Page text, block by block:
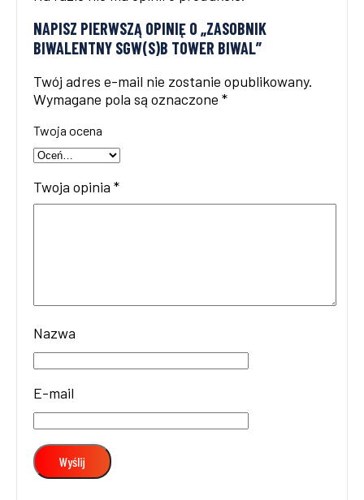
NAPISZ PIERWSZĄ OPINIĘ O „ZASOBNIK
BIWALENTNY SGW(S)B TOWER BIWAL”
Twój adres e-mail nie zostanie opublikowany.
Wymagane pola są oznaczone *
Twoja ocena
Twoja opinia *
Nazwa
E-mail